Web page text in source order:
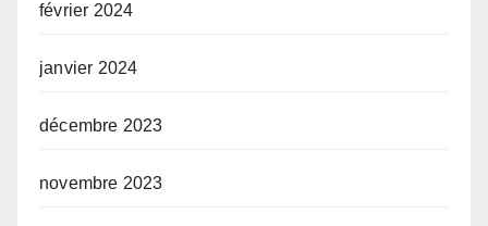
février 2024
janvier 2024
décembre 2023
novembre 2023